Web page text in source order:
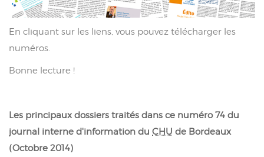
En cliquant sur les liens, vous pouvez télécharger les
numéros.
Bonne lecture !
Les principaux dossiers traités dans ce numéro 74 du
journal interne d'information du CHU de Bordeaux
(Octobre 2014)